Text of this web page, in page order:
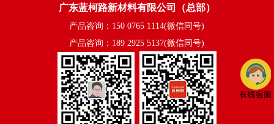
广东蓝柯路新材料有限公司（总部）
产品咨询：150 0765 1114(微信同号)
产品咨询：189 2925 5137(微信同号)